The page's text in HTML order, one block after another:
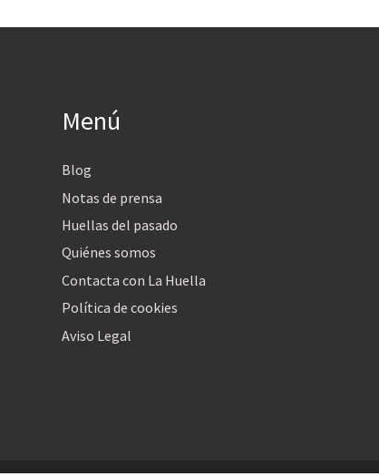
Menú
Blog
Notas de prensa
Huellas del pasado
Quiénes somos
Contacta con La Huella
Política de cookies
Aviso Legal